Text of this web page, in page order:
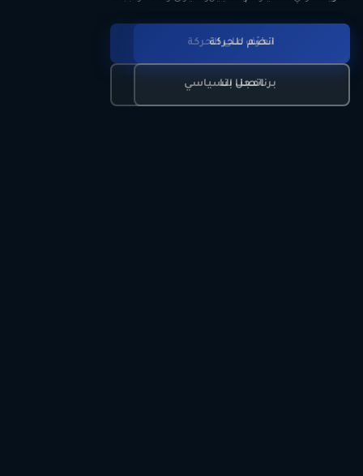
تعرّف على الحركة
برنامجنا السياسي
انضم للحركة
اتصل بنا